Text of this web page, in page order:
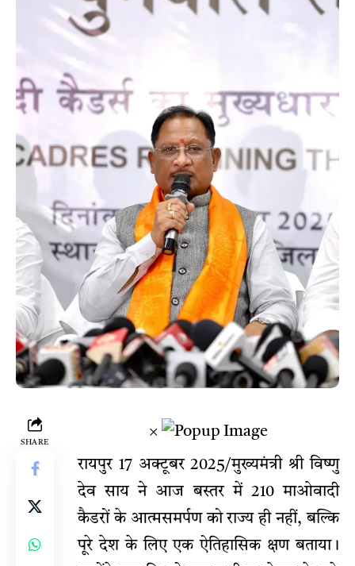
SHARE
×
रायपुर 17 अक्टूबर 2025/मुख्यमंत्री श्री विष्णु
देव साय ने आज बस्तर में 210 माओवादी
कैडरों के आत्मसमर्पण को राज्य ही नहीं, बल्कि
पूरे देश के लिए एक ऐतिहासिक क्षण बताया।